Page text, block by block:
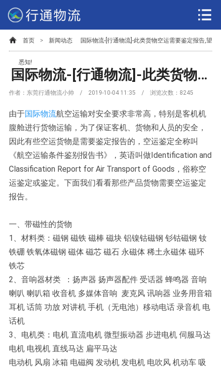
首页 > 新闻动态 国际物流-[行通物流]-此类货物空运需要鉴定报告,望
悉知!
国际物流-[行通物流]-此类货物空运需要鉴定报告,望悉知!
作者：东莞行通物流小帅 / 2019-10-04 11:35 / 浏览次数： 8245
由于国际物流航空运输对安全要求非常高，特别是客机机
腹舱进行货物运输，为了保证客机、货物和人员的安全，
因此有些空运货物是需要鉴定报告的，空运鉴定全称叫
《航空运输条件鉴别报告书》，英语叫做Identification and
Classification Report for Air Transport of Goods，俗称空
运鉴定或鉴定。下面我们看看那些产品货物需要空运鉴定
报告。
一、带磁性的货物
1、材料类：磁钢 磁铁 磁棒 磁块 铝镍钴磁钢 钐钴磁钢 钕
铁硼 铁氧体磁钢 磁体 磁芯 磁石 永磁体 稀土永磁体 磁环
铁芯
2、音响器材类 ：扬声器 扬声器配件 受话器 蜂鸣器 音响
喇叭 喇叭箱 收音机 多媒体音响 麦克风 讯响器 业务用音箱
耳机 话筒 功放 对讲机 手机（无电池）移动电话 录音机 电
话机
3、电机类：电机 直流电机 微型振动器 步进电机 伺服马达
电机 电视机 直线马达 扁平马达
电动机 风扇 冰箱 电磁阀 发动机 发电机 电吹风 机动车 吸